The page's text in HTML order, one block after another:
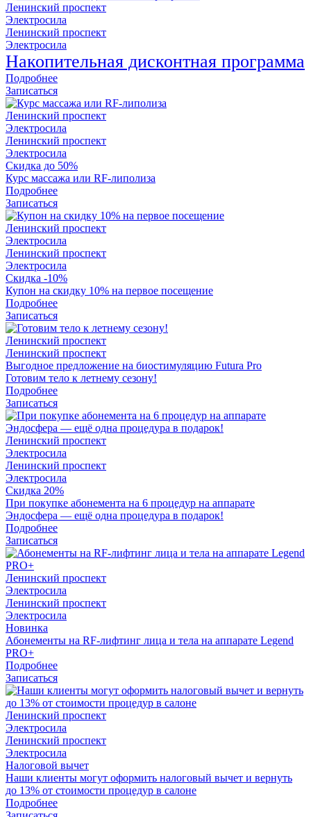
Ленинский проспект
Электросила
Ленинский проспект
Электросила
Накопительная дисконтная программа
Подробнее
Записаться
Ленинский проспект
Электросила
Ленинский проспект
Электросила
Скидка до 50%
Курс массажа или RF-липолиза
Подробнее
Записаться
Ленинский проспект
Электросила
Ленинский проспект
Электросила
Скидка -10%
Купон на скидку 10% на первое посещение
Подробнее
Записаться
Ленинский проспект
Ленинский проспект
Выгодное предложение на биостимуляцию Futura Pro
Готовим тело к летнему сезону!
Подробнее
Записаться
Ленинский проспект
Электросила
Ленинский проспект
Электросила
Скидка 20%
При покупке абонемента на 6 процедур на аппарате
Эндосфера — ещё одна процедура в подарок!
Подробнее
Записаться
Ленинский проспект
Электросила
Ленинский проспект
Электросила
Новинка
Абонементы на RF-лифтинг лица и тела на аппарате Legend
PRO+
Подробнее
Записаться
Ленинский проспект
Электросила
Ленинский проспект
Электросила
Налоговой вычет
Наши клиенты могут оформить налоговый вычет и вернуть
до 13% от стоимости процедур в салоне
Подробнее